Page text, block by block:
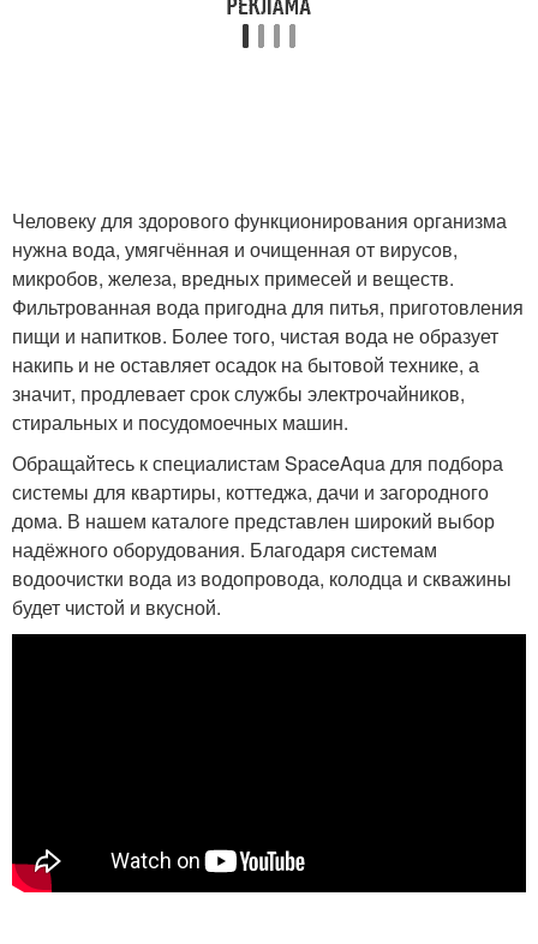
Человеку для здорового функционирования организма
нужна вода, умягчённая и очищенная от вирусов,
микробов, железа, вредных примесей и веществ.
Фильтрованная вода пригодна для питья, приготовления
пищи и напитков. Более того, чистая вода не образует
накипь и не оставляет осадок на бытовой технике, а
значит, продлевает срок службы электрочайников,
стиральных и посудомоечных машин.
Обращайтесь к специалистам SpaceAqua для подбора
системы для квартиры, коттеджа, дачи и загородного
дома. В нашем каталоге представлен широкий выбор
надёжного оборудования. Благодаря системам
водоочистки вода из водопровода, колодца и скважины
будет чистой и вкусной.